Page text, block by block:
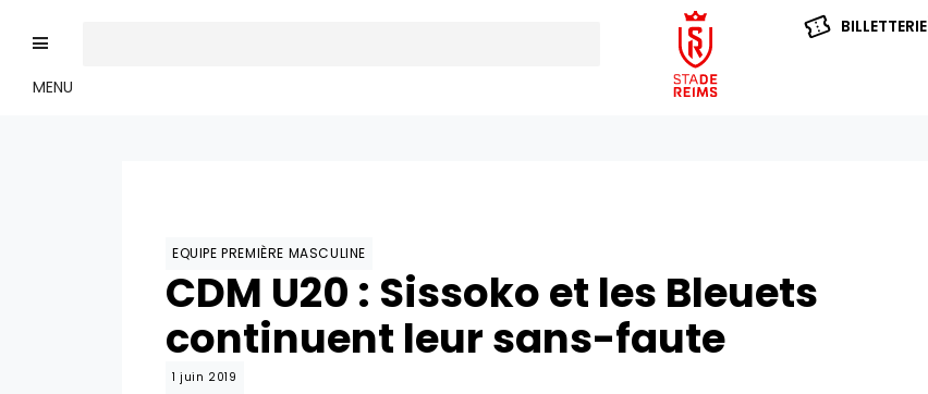
MENU
BILLETTERIE
EQUIPE PREMIÈRE MASCULINE
CDM U20 : Sissoko et les Bleuets
continuent leur sans-faute
1 juin 2019